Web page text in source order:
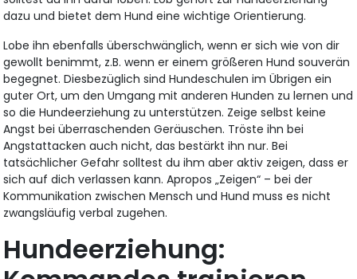
dazu und bietet dem Hund eine wichtige Orientierung.
Lobe ihn ebenfalls überschwänglich, wenn er sich wie von dir
gewollt benimmt, z.B. wenn er einem größeren Hund souverän
begegnet. Diesbezüglich sind Hundeschulen im Übrigen ein
guter Ort, um den Umgang mit anderen Hunden zu lernen und
so die Hundeerziehung zu unterstützen. Zeige selbst keine
Angst bei überraschenden Geräuschen. Tröste ihn bei
Angstattacken auch nicht, das bestärkt ihn nur. Bei
tatsächlicher Gefahr solltest du ihm aber aktiv zeigen, dass er
sich auf dich verlassen kann. Apropos „Zeigen“ – bei der
Kommunikation zwischen Mensch und Hund muss es nicht
zwangsläufig verbal zugehen.
Hundeerziehung: